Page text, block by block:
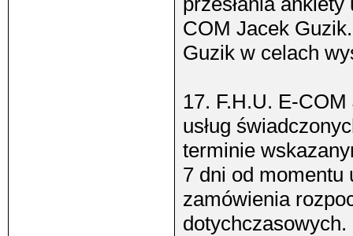
COM Jacek
Guzik w celach
17. F.H.U. E-
usług
terminie
7 dni od momentu
zamówienia
dotychczasowych.